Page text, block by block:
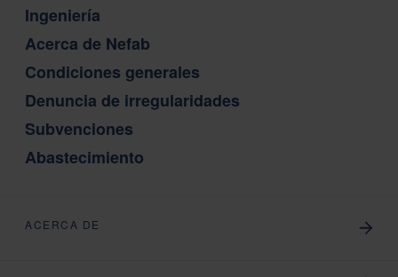
Ingeniería
Acerca de Nefab
Condiciones generales
Denuncia de irregularidades
Subvenciones
Abastecimiento
ACERCA DE